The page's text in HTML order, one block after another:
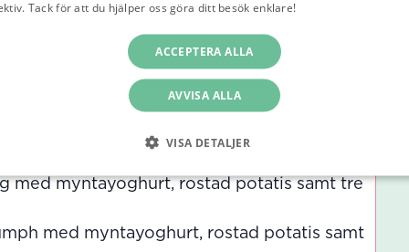
spagetti samt tre sorters sallad
skinksås med färskost, spagetti samt tre
med myntayoghurt, rostad potatis samt tre
med myntayoghurt, rostad potatis samt
Tack för att du hjälper oss göra ditt besök enklare!
ACCEPTERA ALLA
AVVISA ALLA
VISA DETALJER